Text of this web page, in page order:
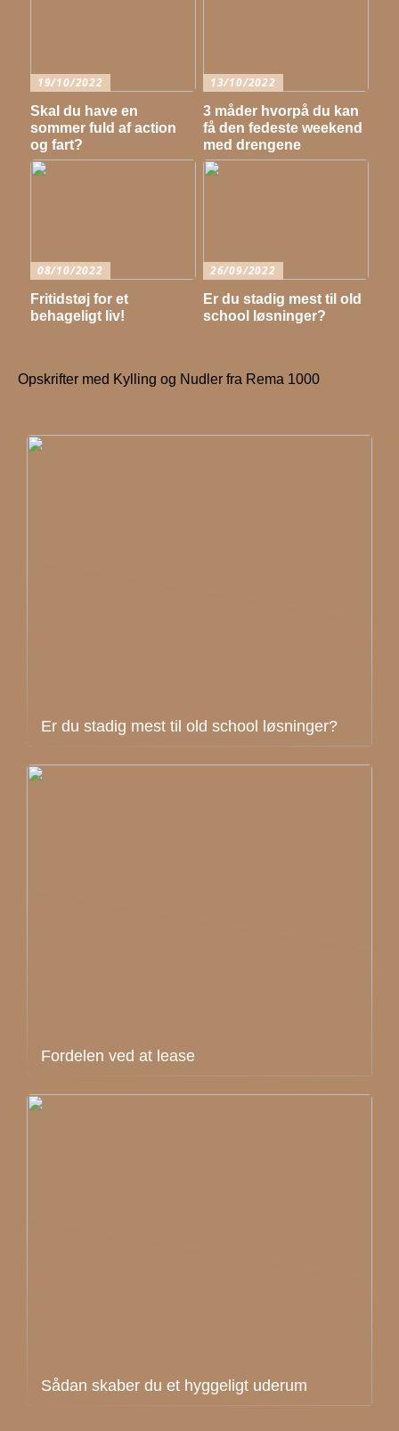
19/10/2022
Skal du have en
sommer fuld af action
og fart?
13/10/2022
3 måder hvorpå du kan
få den fedeste weekend
med drengene
08/10/2022
Fritidstøj for et
behageligt liv!
26/09/2022
Er du stadig mest til old
school løsninger?
Opskrifter med Kylling og Nudler fra Rema 1000
Er du stadig mest til old school løsninger?
Fordelen ved at lease
Sådan skaber du et hyggeligt uderum